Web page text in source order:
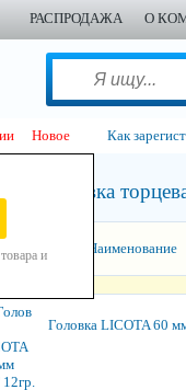
РАСПРОДАЖА О
и
Новое Как
Головка
Наименование
Головка LICOTA 60